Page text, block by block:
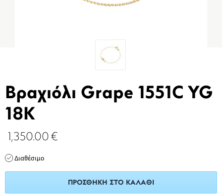
Βραχιόλι Grape 1551C YG
18K
1,350.00 €
Διαθέσιμο
ΠΡΟΣΘΉΚΗ ΣΤΟ ΚΑΛΆΘΙ